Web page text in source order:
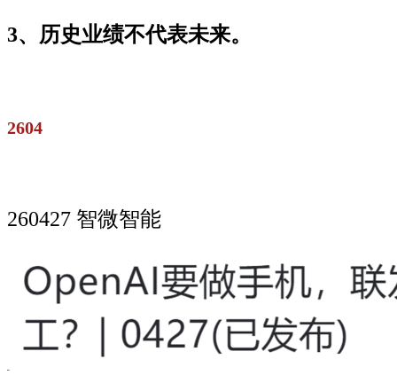
3、历史业绩不代表未来。
2604
260427 智微智能